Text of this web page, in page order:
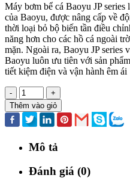
Máy bơm bể cá Baoyu JP
của Baoyu, được nâng cấp về
thời loại bỏ bộ biến tần điều
năng hơn cho các hồ cá ngoài
mặn. Ngoài ra, Baoyu JP series
Baoyu luôn ưu tiên với sản
tiết kiệm điện và vận hành êm ái
-
+
Thêm vào giỏ
Mô tả
Đánh giá (0)